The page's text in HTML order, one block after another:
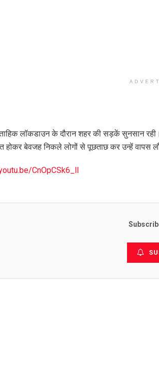
लॉकडाउन के दौरान शहर की सड़कें सुनसान
होकर बेवजह निकले लोगों से पूछताछ कर उन्हें वापस
CnOpCSk6_lI